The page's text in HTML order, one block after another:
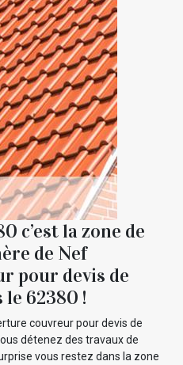
c’est la zone de
de Nef
pour devis de
62380 !
couvreur pour devis de
détenez des travaux de
vous restez dans la zone